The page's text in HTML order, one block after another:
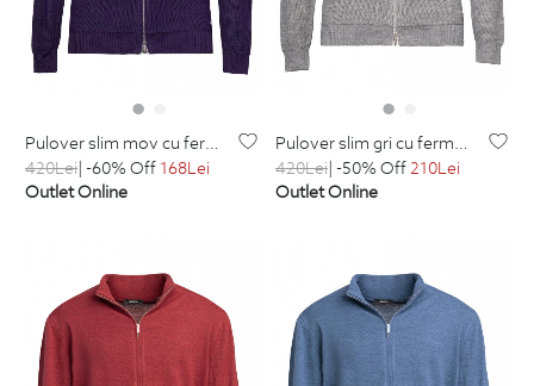
pulover slim mov cu fermoar din lana si acril
420Lei| -60% Off 168Lei
Outlet Online
pulover slim gri cu fermoar din lana si acril
420Lei| -50% Off210Lei
Outlet Online